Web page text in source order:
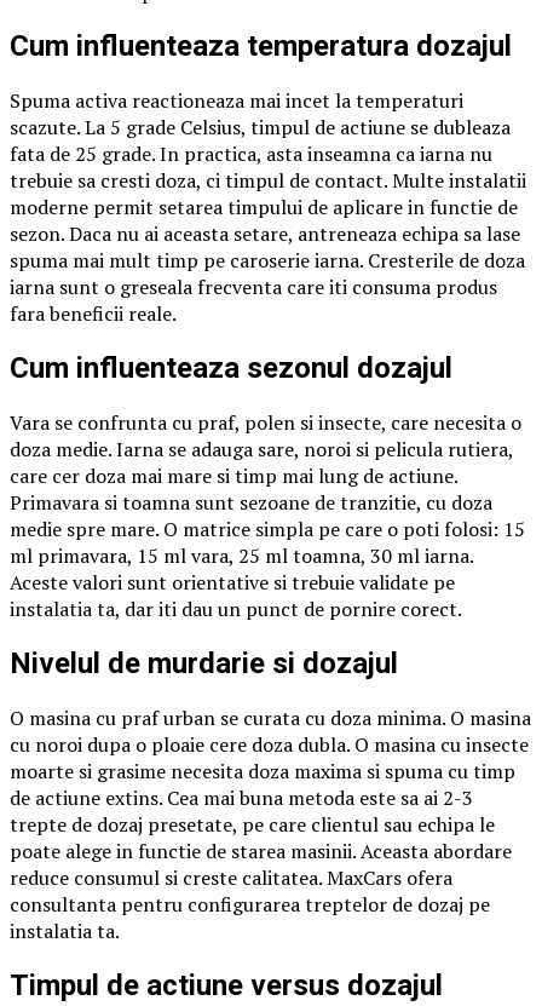
Cum influenteaza temperatura dozajul
Spuma activa reactioneaza mai incet la temperaturi
scazute. La 5 grade Celsius, timpul de actiune se dubleaza
fata de 25 grade. In practica, asta inseamna ca iarna nu
trebuie sa cresti doza, ci timpul de contact. Multe instalatii
moderne permit setarea timpului de aplicare in functie de
sezon. Daca nu ai aceasta setare, antreneaza echipa sa lase
spuma mai mult timp pe caroserie iarna. Cresterile de doza
iarna sunt o greseala frecventa care iti consuma produs
fara beneficii reale.
Cum influenteaza sezonul dozajul
Vara se confrunta cu praf, polen si insecte, care necesita o
doza medie. Iarna se adauga sare, noroi si pelicula rutiera,
care cer doza mai mare si timp mai lung de actiune.
Primavara si toamna sunt sezoane de tranzitie, cu doza
medie spre mare. O matrice simpla pe care o poti folosi: 15
ml primavara, 15 ml vara, 25 ml toamna, 30 ml iarna.
Aceste valori sunt orientative si trebuie validate pe
instalatia ta, dar iti dau un punct de pornire corect.
Nivelul de murdarie si dozajul
O masina cu praf urban se curata cu doza minima. O masina
cu noroi dupa o ploaie cere doza dubla. O masina cu insecte
moarte si grasime necesita doza maxima si spuma cu timp
de actiune extins. Cea mai buna metoda este sa ai 2-3
trepte de dozaj presetate, pe care clientul sau echipa le
poate alege in functie de starea masinii. Aceasta abordare
reduce consumul si creste calitatea. MaxCars ofera
consultanta pentru configurarea treptelor de dozaj pe
instalatia ta.
Timpul de actiune versus dozajul